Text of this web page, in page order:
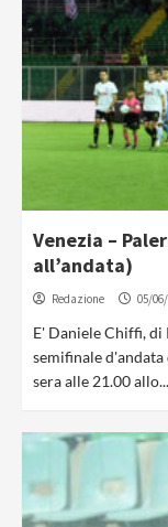
Venezia –
all’andata)
Redazione 05/
E' Daniele Chiffi,
semifinale
sera alle 21.00 allo...